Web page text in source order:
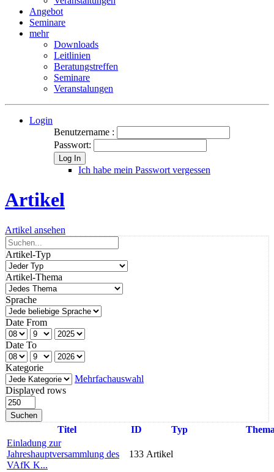
Angebot
Seminare
mehr
Downloads
Leitlinien
Beratungstreffen
Seminare
Veranstalungen
Login
Benutzername :
Passwort:
Log In
Ich habe mein Passwort vergessen
Artikel
Artikel ansehen
Artikel-Typ
Artikel-Thema
Sprache
Date From
Date To
Kategorie
Mehrfachauswahl
Displayed rows
Suchen
Titel ID Typ
Einladung zur
Jahreshauptversammlung des
VAfK K...
133 Artikel